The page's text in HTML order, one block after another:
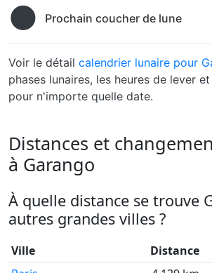
🌑 Prochain coucher de lune
Voir le détail calendrier lunaire pour
phases lunaires, les heures de lever
pour n'importe quelle date.
Distances et
à Garango
À quelle distance se trouve
autres grandes villes ?
Ville Distance